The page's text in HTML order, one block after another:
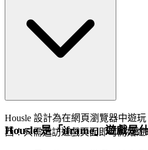
Housle 設計為在網頁瀏覽器中遊
西！只需造訪遊戲頁面即可開始遊
Housle 是「iframe」遊戲是